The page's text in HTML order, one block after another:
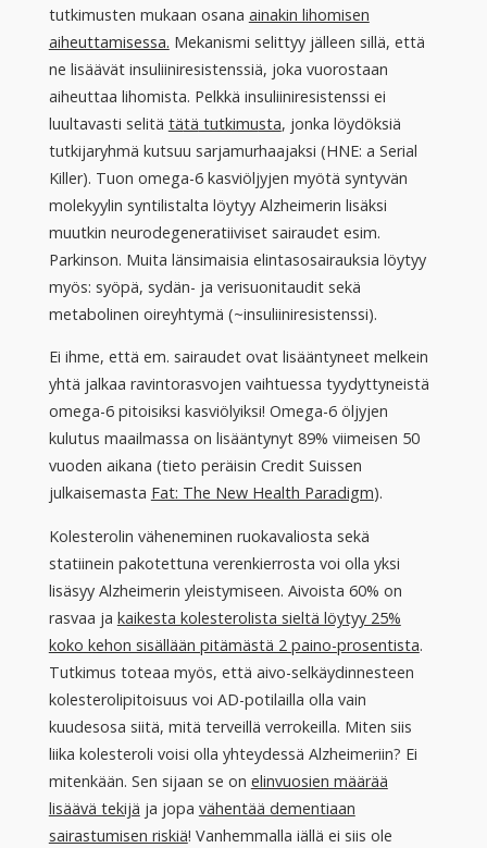
tutkimusten mukaan osana ainakin lihomisen
aiheuttamisessa. Mekanismi selittyy jälleen sillä, että
ne lisäävät insuliiniresistenssiä, joka vuorostaan
aiheuttaa lihomista. Pelkkä insuliiniresistenssi ei
luultavasti selitä tätä tutkimusta, jonka löydöksiä
tutkijaryhmä kutsuu sarjamurhaajaksi (HNE: a Serial
Killer). Tuon omega-6 kasviöljyjen myötä syntyvän
molekyylin syntilistalta löytyy Alzheimerin lisäksi
muutkin neurodegeneratiiviset sairaudet esim.
Parkinson. Muita länsimaisia elintasosairauksia löytyy
myös: syöpä, sydän- ja verisuonitaudit sekä
metabolinen oireyhtymä (~insuliiniresistenssi).
Ei ihme, että em. sairaudet ovat lisääntyneet melkein
yhtä jalkaa ravintorasvojen vaihtuessa tyydyttyneistä
omega-6 pitoisiksi kasviölyiksi! Omega-6 öljyjen
kulutus maailmassa on lisääntynyt 89% viimeisen 50
vuoden aikana (tieto peräisin Credit Suissen
julkaisemasta Fat: The New Health Paradigm).
Kolesterolin väheneminen ruokavaliosta sekä
statiinein pakotettuna verenkierrosta voi olla yksi
lisäsyy Alzheimerin yleistymiseen. Aivoista 60% on
rasvaa ja kaikesta kolesterolista sieltä löytyy 25%
koko kehon sisällään pitämästä 2 paino-prosentista.
Tutkimus toteaa myös, että aivo-selkäydinnesteen
kolesterolipitoisuus voi AD-potilailla olla vain
kuudesosa siitä, mitä terveillä verrokeilla. Miten siis
liika kolesteroli voisi olla yhteydessä Alzheimeriin? Ei
mitenkään. Sen sijaan se on elinvuosien määrää
lisäävä tekijä ja jopa vähentää dementiaan
sairastumisen riskiä! Vanhemmalla iällä ei siis ole